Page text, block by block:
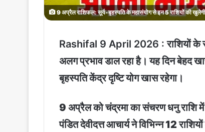
9 अप्रैल राशिफल: सूर्य-बृहस्पति के महासंयोग से इन 5 राशियों की
Rashifal 9 April 2026 :राशियों
अलग प्रभाव डाल रहा है। यह दिन बेहद
बृहस्पति केंद्र दृष्टि योग खास रहेगा।
9 अप्रैल को चंद्रमा का संचरण धनु राशि में
पंडित देवीदत्त आचार्य ने विभिन्न 12